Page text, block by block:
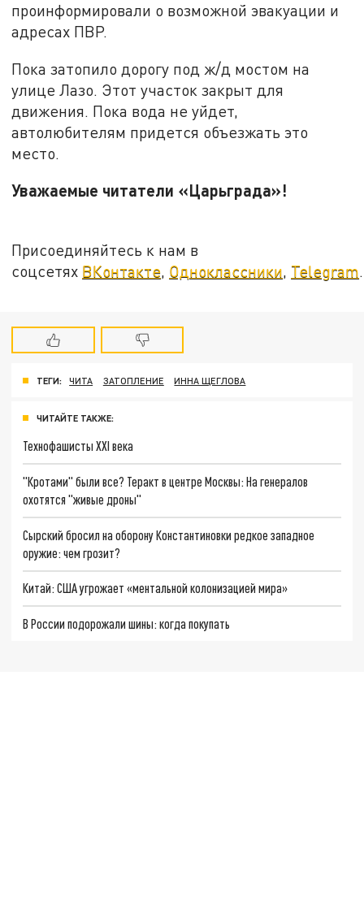
проинформировали о возможной эвакуации и
адресах ПВР.
Пока затопило дорогу под ж/д мостом на
улице Лазо. Этот участок закрыт для
движения. Пока вода не уйдет,
автолюбителям придется объезжать это
место.
Уважаемые читатели «Царьграда»!
Присоединяйтесь к нам в
соцсетях ВКонтакте, Одноклассники, Telegram.
ТЕГИ: ЧИТА ЗАТОПЛЕНИЕ ИННА ЩЕГЛОВА
ЧИТАЙТЕ ТАКЖЕ:
Технофашисты XXI века
"Кротами" были все? Теракт в центре Москвы: На генералов
охотятся "живые дроны"
Сырский бросил на оборону Константиновки редкое западное
оружие: чем грозит?
Китай: США угрожает «ментальной колонизацией мира»
В России подорожали шины: когда покупать